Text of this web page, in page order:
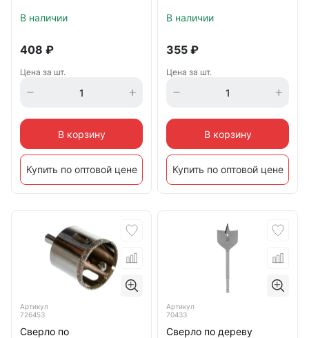
В наличии
408 ₽
Цена за шт.
В корзину
Купить по оптовой цене
В наличии
355 ₽
Цена за шт.
В корзину
Купить по оптовой цене
Артикул
726453
Сверло по
Артикул
70433
Сверло по дереву